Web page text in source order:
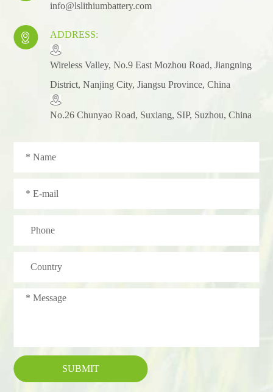
info@lslithiumbattery.com
 ADDRESS:
​Wireless Valley, No.9 East Mozhou Road, Jiangning
District, Nanjing City, Jiangsu Province, China
No.26 Chunyao Road, Suxiang, SIP, Suzhou, China
SUBMIT